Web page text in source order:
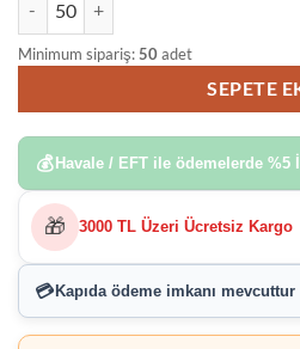
Minimum sipariş:50adet
SEPETE
💰 Havale / EFT ile ödemelerde %5
🎁 3000 TL Üzeri Ücretsiz Kargo
💳 Kapıda ödeme imkanı mevcuttur